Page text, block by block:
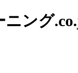
ニング